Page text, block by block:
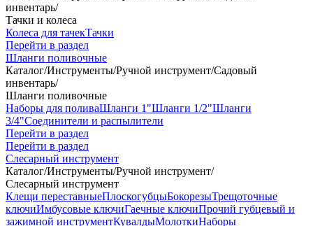
инвентарь/
Тачки и колеса
Колеса для тачекТачки
Перейти в раздел
Шланги поливочные
Каталог/Инструменты/Ручной инструмент/Садовый
инвентарь/
Шланги поливочные
Наборы для поливаШланги 1"Шланги 1/2"Шланги
3/4"Соединители и распылители
Перейти в раздел
Перейти в раздел
Слесарный инструмент
Каталог/Инструменты/Ручной инструмент/
Слесарный инструмент
Клещи переставныеПлоскогубцыБокорезыТрещоточные
ключиИмбусовые ключиГаечные ключиПрочий губцевый и
зажимной инструментКувалдыМолоткиНаборы